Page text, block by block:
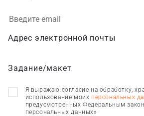
Адрес электронной почты
Задание/макет
Я выражаю согласие на обработку,
использование моих персональных
предусмотренных Федеральным
персональных данных»